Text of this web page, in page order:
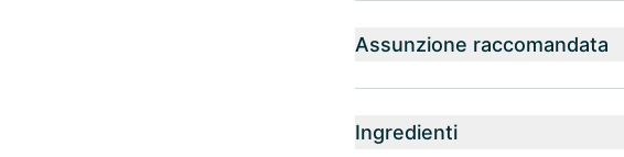
Assunzione raccomandata
Ingredienti